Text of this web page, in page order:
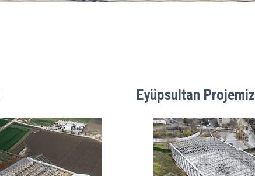
Eyüpsultan Projemiz